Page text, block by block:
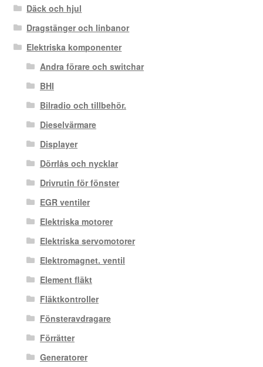
Däck och hjul
Dragstänger och linbanor
Elektriska komponenter
Andra förare och switchar
BHI
Bilradio och tillbehör.
Dieselvärmare
Displayer
Dörrlås och nycklar
Drivrutin för fönster
EGR ventiler
Elektriska motorer
Elektriska servomotorer
Elektromagnet. ventil
Element fläkt
Fläktkontroller
Fönsteravdragare
Förrätter
Generatorer